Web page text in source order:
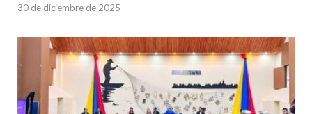
30 de diciembre de 2025